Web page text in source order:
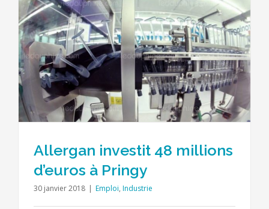
Allergan investit 48 millions
d’euros à Pringy
30 janvier 2018 | Emploi, Industrie